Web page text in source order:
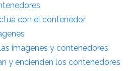
con el contenedor
imagenes y contenedores
y encienden los contenedores